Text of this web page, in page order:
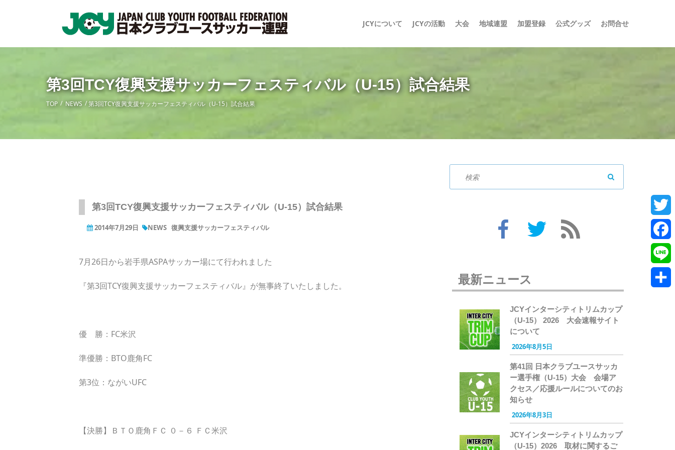
JCYについて JCYの活動 大会 地域連盟 加盟登録 公式グッズ お問合せ
第3回TCY復興支援サッカーフェスティバル（U-15）試合結果
TOP NEWS 第3回TCY復興支援サッカーフェスティバル（U-15）試合結果
第3回TCY復興支援サッカーフェスティバル（U-15）試合結果
2014年7月29日 NEWS 復興支援サッカーフェスティバル
7月26日から岩手県ASPAサッカー場にて行われました
『第3回TCY復興支援サッカーフェスティバル』が無事終了いたしました。
優 勝：FC米沢
準優勝：BTO鹿角FC
第3位：ながいUFC
【決勝】ＢＴＯ鹿角ＦＣ ０－６ ＦＣ米沢
最新ニュース
JCYインターシティトリムカップ
（U-15） 2026 大会速報サイト
について
2026年8月5日
第41回 日本クラブユースサッカ
ー選手権（U-15）大会 会場ア
クセス／応援ルールについてのお
知らせ
2026年8月3日
JCYインターシティトリムカップ
（U-15）2026 取材に関するご
Line